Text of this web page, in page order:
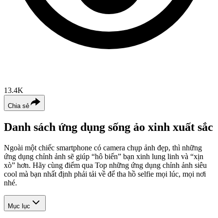
13.4K
Chia sẻ
Danh sách ứng dụng sống ảo xinh xuất sắc
Ngoài một chiếc smartphone có camera chụp ảnh đẹp, thì những
ứng dụng chỉnh ảnh sẽ giúp “hô biến” bạn xinh lung linh và “xịn
xò” hơn. Hãy cùng điểm qua Top những ứng dụng chỉnh ảnh siêu
cool mà bạn nhất định phải tải về để tha hồ selfie mọi lúc, mọi nơi
nhé.
Mục lục